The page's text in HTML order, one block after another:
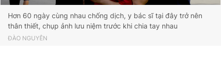
Hơn 60 ngày cùng nhau chống dịch, y bác sĩ tại đây trở nên
thân thiết, chụp ảnh lưu niệm trước khi chia tay nhau
ĐÀO NGUYÊN